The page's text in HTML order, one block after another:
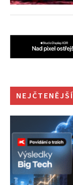
NEJČTENĚJŠÍ